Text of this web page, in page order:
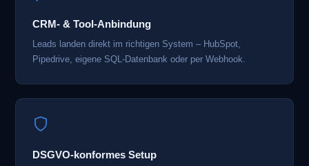
CRM- & Tool-Anbindung
Leads landen direkt im richtigen System – HubSpot,
Pipedrive, eigene SQL-Datenbank oder per Webhook.
DSGVO-konformes Setup